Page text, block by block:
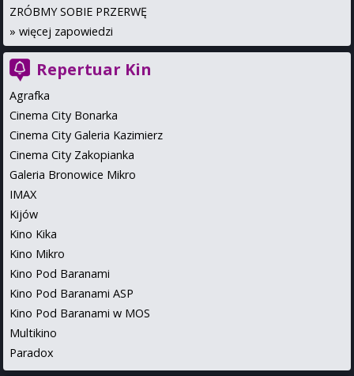
ZRÓBMY SOBIE PRZERWĘ
» więcej zapowiedzi
Repertuar Kin
Agrafka
Cinema City Bonarka
Cinema City Galeria Kazimierz
Cinema City Zakopianka
Galeria Bronowice Mikro
IMAX
Kijów
Kino Kika
Kino Mikro
Kino Pod Baranami
Kino Pod Baranami ASP
Kino Pod Baranami w MOS
Multikino
Paradox